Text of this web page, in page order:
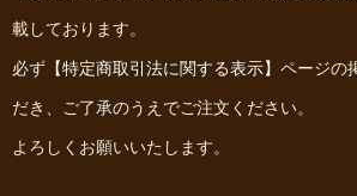
載しております。
必ず 【特定商取引法に関する表示】 ページの
だき、ご了承のうえでご注文ください。
よろしくお願いいたします。